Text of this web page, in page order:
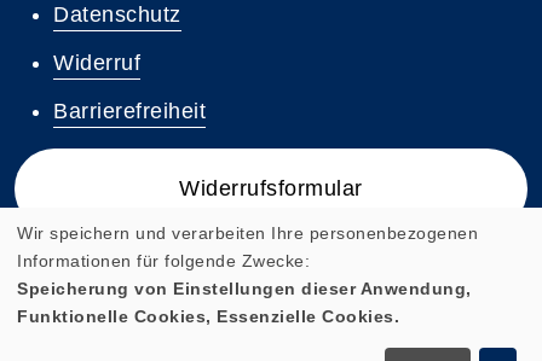
Datenschutz
Widerruf
Barrierefreiheit
Widerrufsformular
Cookie Einstellungen
Wir speichern und verarbeiten Ihre personenbezogenen
Informationen für folgende Zwecke:
Speicherung von Einstellungen dieser Anwendung,
Funktionelle Cookies, Essenzielle Cookies.